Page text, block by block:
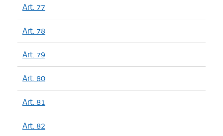
Art. 77
Art. 78
Art. 79
Art. 80
Art. 81
Art. 82